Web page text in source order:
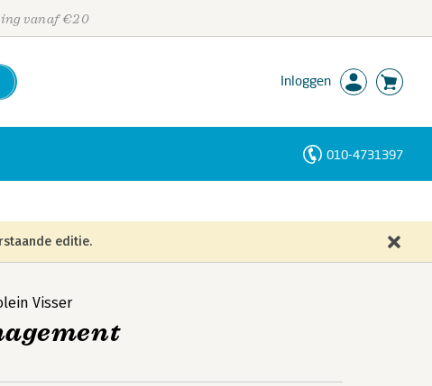
vanaf €20
Inloggen
010-4731397
editie.
Visser
Personen
Trefwoorden